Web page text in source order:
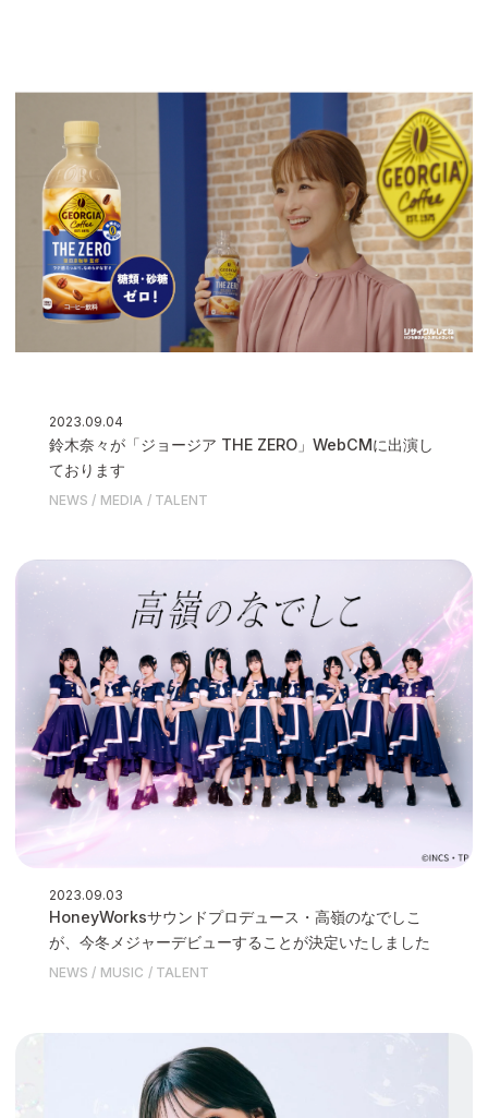
2023.09.04
鈴木奈々が「ジョージア THE ZERO」WebCMに出演し
ております
NEWS MEDIA TALENT
2023.09.03
HoneyWorksサウンドプロデュース・高嶺のなでしこ
が、今冬メジャーデビューすることが決定いたしました
NEWS MUSIC TALENT